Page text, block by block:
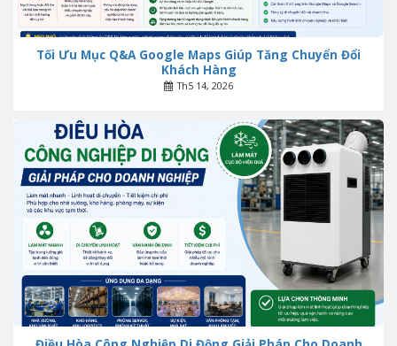
Tối Ưu Mục Q&A Google Maps Giúp Tăng Chuyển Đổi
Khách Hàng
Th5 14, 2026